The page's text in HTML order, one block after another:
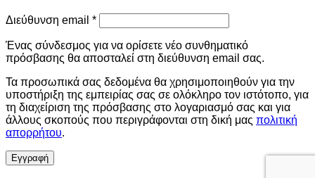
Διεύθυνση email *
Ένας σύνδεσμος για να ορίσετε νέο συνθηματικό
πρόσβασης θα αποσταλεί στη διεύθυνση email σας.
Τα προσωπικά σας δεδομένα θα χρησιμοποιηθούν για την
υποστήριξη της εμπειρίας σας σε ολόκληρο τον ιστότοπο, για
τη διαχείριση της πρόσβασης στο λογαριασμό σας και για
άλλους σκοπούς που περιγράφονται στη δική μας πολιτική
απορρήτου.
Εγγραφή